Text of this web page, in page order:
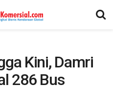
Kini, Damri
286 Bus